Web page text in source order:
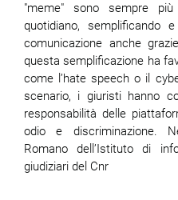
"meme" sono sempre
quotidiano, semplificando
comunicazione anche
questa semplificazione ha
come l’hate speech o il
scenario, i giuristi hanno
responsabilità delle
odio e discriminazione.
Romano dell’Istituto di
giudiziari del Cnr